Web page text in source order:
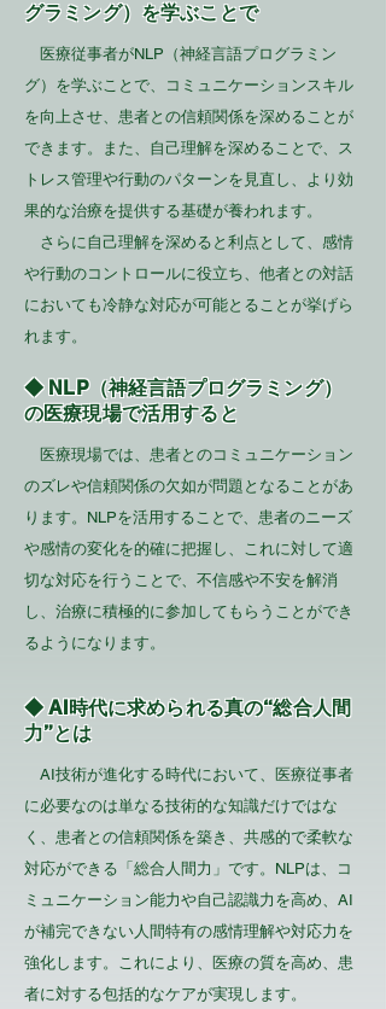
グラミング）を学ぶことで
医療従事者がNLP（神経言語プログラミン
グ）を学ぶことで、コミュニケーションスキル
を向上させ、患者との信頼関係を深めることが
できます。また、自己理解を深めることで、ス
トレス管理や行動のパターンを見直し、より効
果的な治療を提供する基礎が養われます。
さらに自己理解を深めると利点として、感情
や行動のコントロールに役立ち、他者との対話
においても冷静な対応が可能とることが挙げら
れます。
◆ NLP（神経言語プログラミング）
の医療現場で活用すると
医療現場では、患者とのコミュニケーション
のズレや信頼関係の欠如が問題となることがあ
ります。NLPを活用することで、患者のニーズ
や感情の変化を的確に把握し、これに対して適
切な対応を行うことで、不信感や不安を解消
し、治療に積極的に参加してもらうことができ
るようになります。
◆ AI時代に求められる真の“総合人間
力”とは
AI技術が進化する時代において、医療従事者
に必要なのは単なる技術的な知識だけではな
く、患者との信頼関係を築き、共感的で柔軟な
対応ができる「総合人間力」です。NLPは、コ
ミュニケーション能力や自己認識力を高め、AI
が補完できない人間特有の感情理解や対応力を
強化します。これにより、医療の質を高め、患
者に対する包括的なケアが実現します。